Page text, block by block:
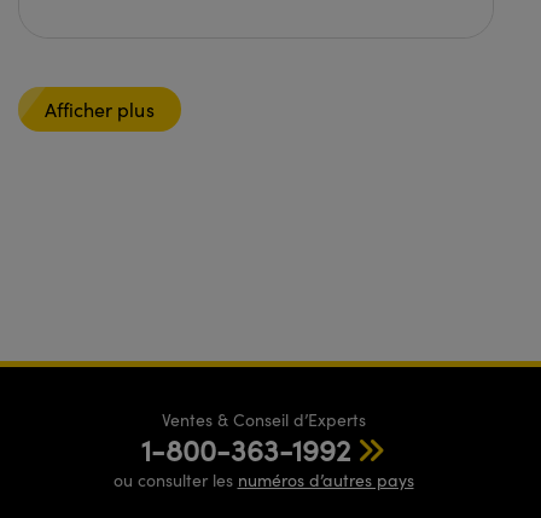
Afficher plus
Ventes & Conseil d’Experts
1-800-363-1992
ou consulter les numéros d’autres pays